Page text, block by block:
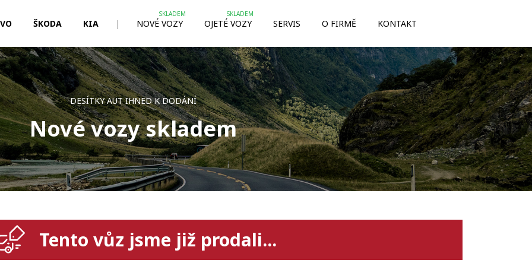
ŠKODA KIA | NOVÉ VOZY OJETÉ VOZY SERVIS O FIRMĚ KONTAKT
DESÍTKY AUT IHNED K DODÁNÍ
Nové vozy skladem
Tento vůz jsme již prodali...